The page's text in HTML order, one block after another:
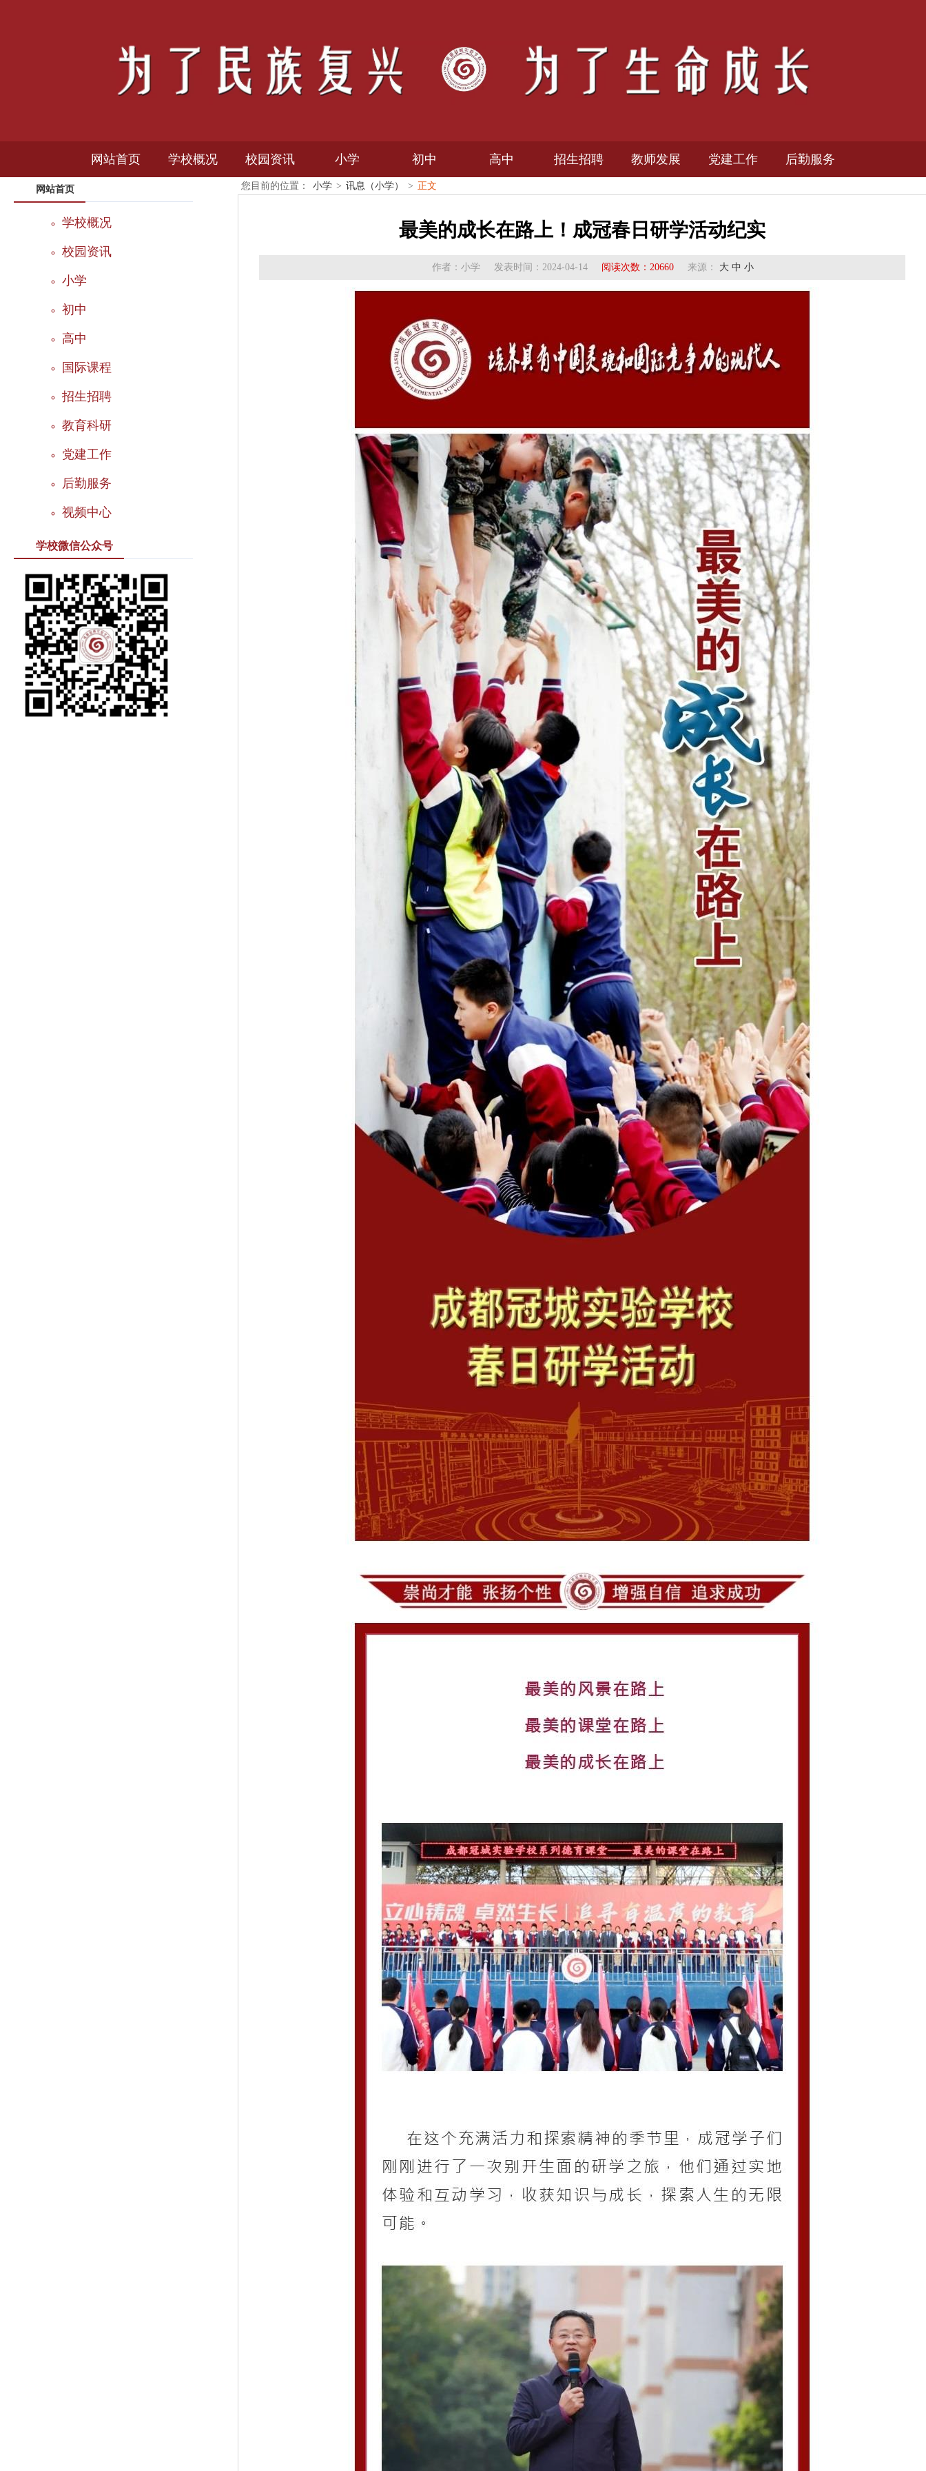
网站首页 学校概况 校园资讯
新闻中心
小学 初中 高中 招生招聘
招生信息
招聘公告
教师发展
教育科研
教师培训
校报校刊
党建工作 后勤服务
缴费平台
网站首页
学校概况
校园资讯
小学
初中
高中
国际课程
招生招聘
教育科研
党建工作
后勤服务
视频中心
学校微信公众号
您目前的位置： 小学 > 讯息（小学） > 正文
最美的成长在路上！成冠春日研学活动纪实
作者： 小学 发表时间： 2024-04-14 阅读次数： 20660 来源： 大 中 小